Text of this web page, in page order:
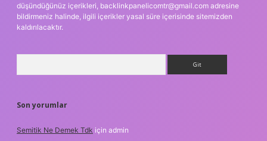
düşündüğünüz içerikleri, backlinkpanelicomtr@gmail.com adresine
bildirmeniz halinde, ilgili içerikler yasal süre içerisinde sitemizden
kaldırılacaktır.
Son yorumlar
Semitik Ne Demek Tdk için admin